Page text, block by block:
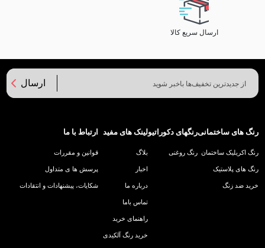
ارسال سریع کالا
ارسال
رنگ های ساختمانی
رنگ اکریلیک ساختمان
رنگ های پلاستیک
خرید ضد زنگ
رنگهای دکوراتیو
رنگ روغنی
لینک های مفید
بلاگ
اخبار
درباره ما
تماس باما
راهنمای خرید
خرید رنگ آلکیدی
ارتباط با ما
قوانین و مقررات
پرسش ها ی متداول
شکایات، پیشنهادات و انتقادات